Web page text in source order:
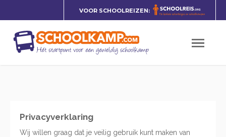
VOOR SCHOOLREIZEN:
Privacyverklaring
Wij willen graag dat je veilig gebruik kunt maken van